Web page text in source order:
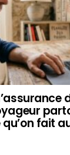
fait